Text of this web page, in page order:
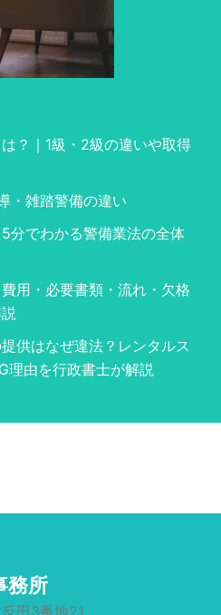
？｜1級・2級の違いや取得
・雑踏警備の違い
分でわかる警備業法の全体
用・必要書類・流れ・欠格
供はなぜ違法？レンタルス
理由を行政書士が解説
務所
田3番地21